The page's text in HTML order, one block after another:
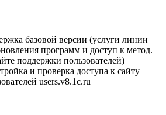
базовой версии (услуги линии
программ и доступ к метод.
поддержки пользователей)
и проверка доступа к сайту
users.v8.1c.ru